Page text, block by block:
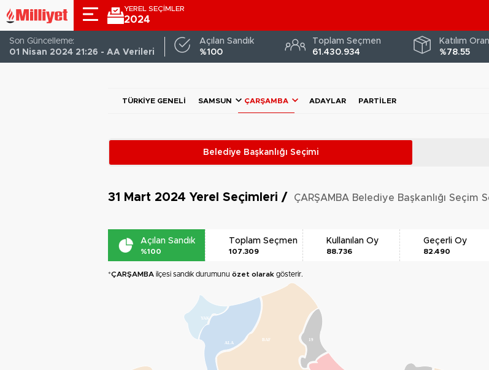
YEREL SEÇİMLER
2024
Son Güncelleme:
01 Nisan 2024 21:26 - AA Verileri
Açılan Sandık
%100
Toplam Seçmen
61.430.934
Katılım
%78.55
TÜRKIYE GENELI SAMSUN ÇARŞAMBA ADAYLAR PARTILER
Belediye Başkanlığı Seçimi
31 Mart 2024 Yerel Seçimleri / ÇARŞAMBA Belediye Başkanlığı Seçim
Açılan Sandık
%100
Toplam Seçmen
107.309
Kullanılan Oy
88.736
Geçerli Oy
82.490
*ÇARŞAMBA ilçesi sandık durumunu özet olarak gösterir.
BAF
ALA
YAK
19